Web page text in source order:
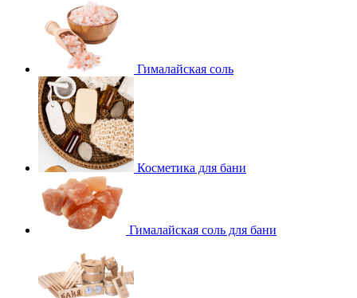
Гималайская соль
Косметика для бани
Гималайская соль для бани